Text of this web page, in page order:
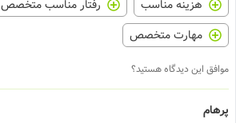
هزینه مناسب
رفتار مناسب متخصص
مهارت متخصص
موافق این دیدگاه هستید؟
پرهام